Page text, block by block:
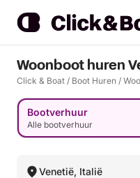
Woonboot huren
Click & Boat / Boot Huren /
Bootverhuur
Alle bootverhuur
Venetië, Italië